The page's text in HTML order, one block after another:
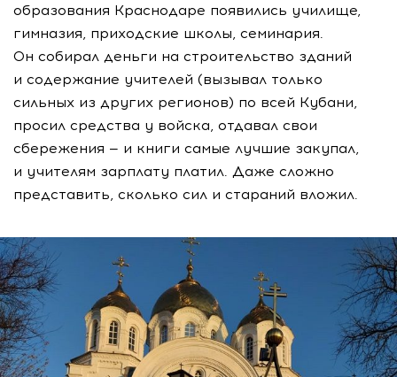
образования Краснодаре появились училище,
гимназия, приходские школы, семинария.
Он собирал деньги на строительство зданий
и содержание учителей (вызывал только
сильных из других регионов) по всей Кубани,
просил средства у войска, отдавал свои
сбережения — и книги самые лучшие закупал,
и учителям зарплату платил. Даже сложно
представить, сколько сил и стараний вложил.